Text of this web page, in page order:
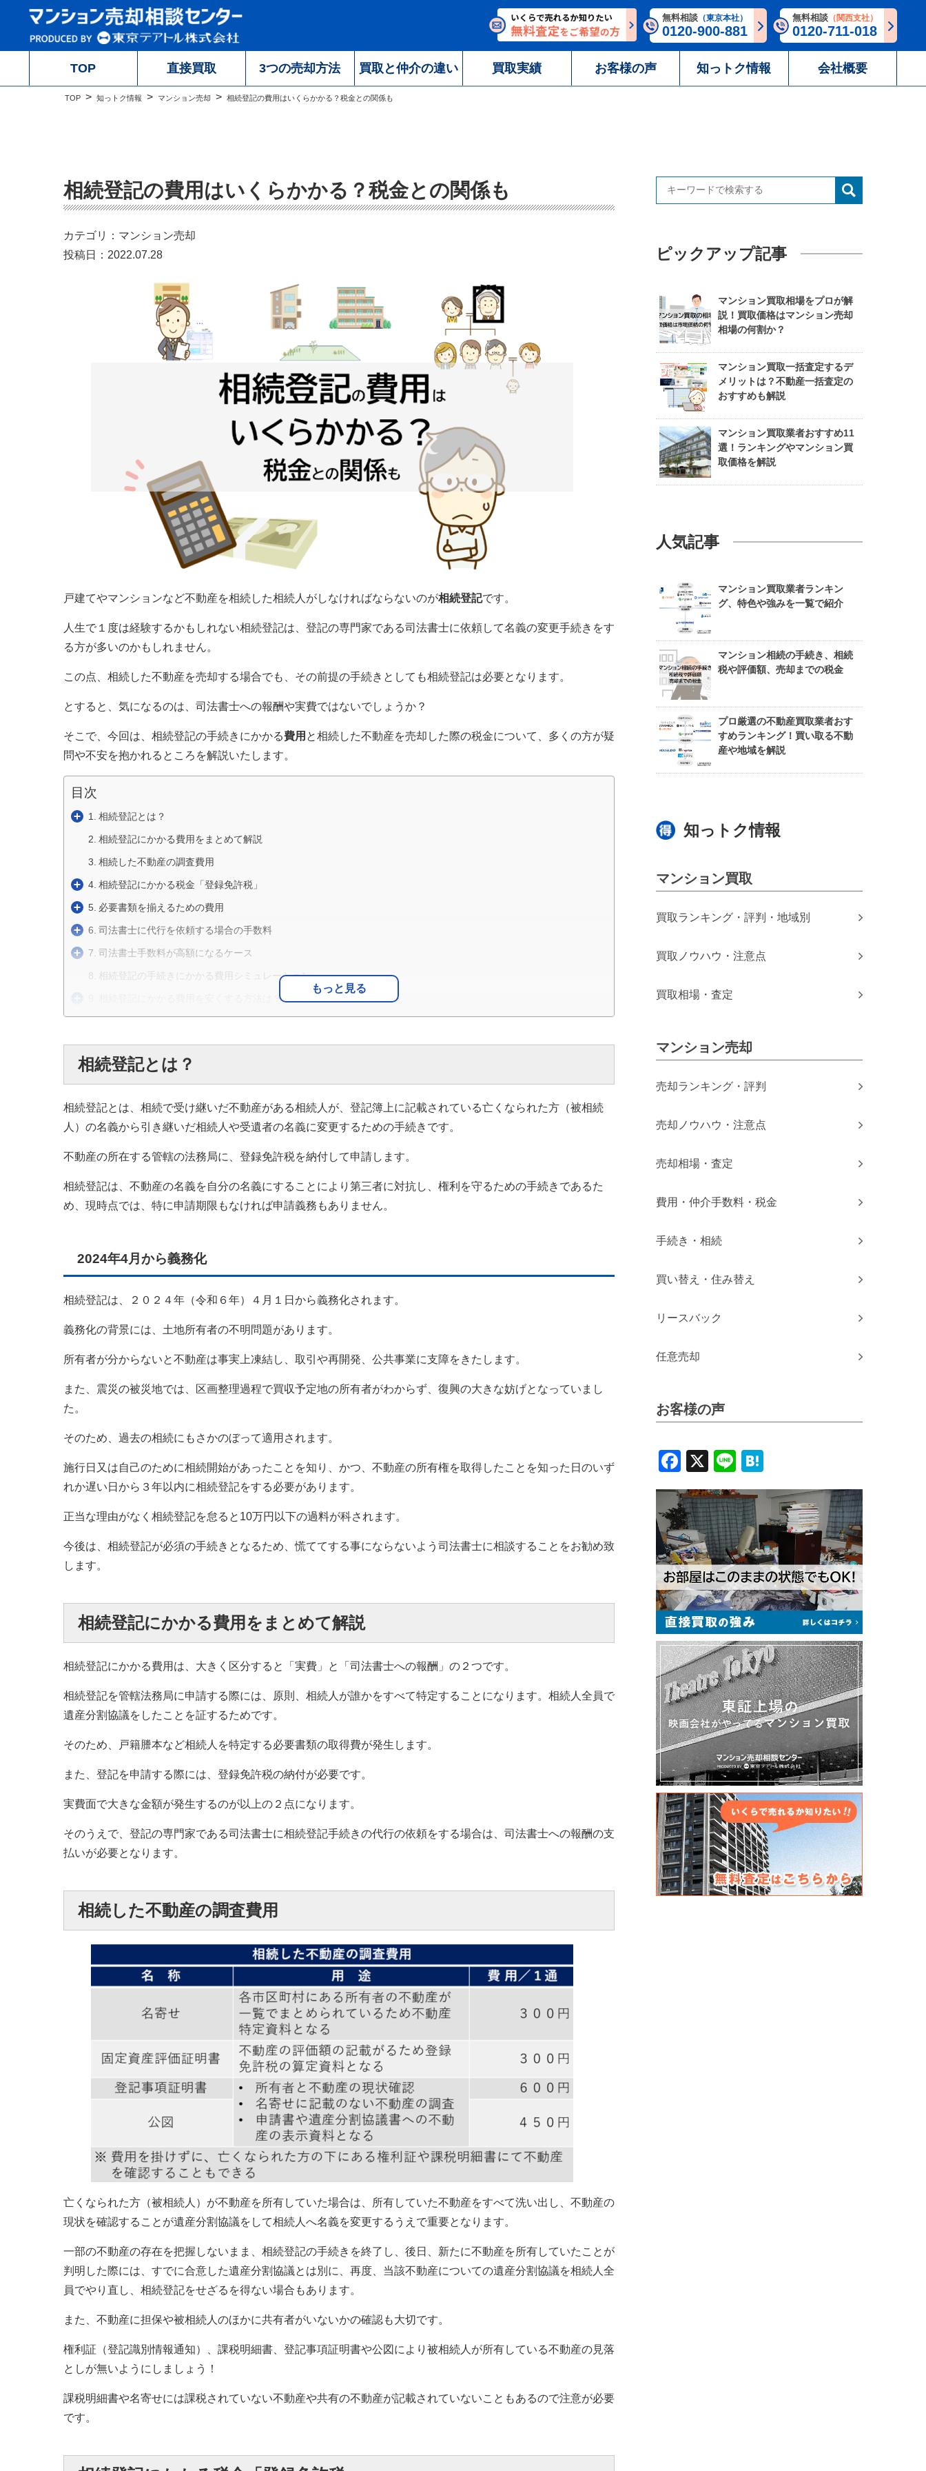
無料相談 （東京本社）
0120-900-881
無料相談 （関西支社）
0120-711-018
TOP 直接買取 3つの売却方法 買取と仲介の違い 買取実績 お客様の声 知っトク情報 会社概要
TOP 知っトク情報 マンション売却 相続登記の費用はいくらかかる？税金との関係も
相続登記の費用はいくらかかる？税金との関係も
カテゴリ：マンション売却
投稿日：2022.07.28
戸建てやマンションなど不動産を相続した相続人がしなければならないのが相続登記です。
人生で１度は経験するかもしれない相続登記は、登記の専門家である司法書士に依頼して名義の変更手続きをす
る方が多いのかもしれません。
この点、相続した不動産を売却する場合でも、その前提の手続きとしても相続登記は必要となります。
とすると、気になるのは、司法書士への報酬や実費ではないでしょうか？
そこで、今回は、相続登記の手続きにかかる費用 と相続した不動産を売却した際の税金について、多くの方が疑
問や不安を抱かれるところを解説いたします。
目次
相続登記とは？
相続登記にかかる費用をまとめて解説
相続した不動産の調査費用
相続登記にかかる税金「登録免許税」
必要書類を揃えるための費用
司法書士に代行を依頼する場合の手数料
司法書士手数料が高額になるケース
相続登記の手続きにかかる費用シミュレーション
相続登記にかかる費用を安くする方法は？
まとめ
もっと見る
相続登記とは？
相続登記とは、相続で受け継いだ不動産がある相続人が、登記簿上に記載されている亡くなられた方（被相続
人）の名義から引き継いだ相続人や受遺者の名義に変更するための手続きです。
不動産の所在する管轄の法務局に、登録免許税を納付して申請します。
相続登記は、不動産の名義を自分の名義にすることにより第三者に対抗し、権利を守るための手続きであるた
め、現時点では、特に申請期限もなければ申請義務もありません。
2024年4月から義務化
相続登記は、２０２４年（令和６年）４月１日から義務化されます。
義務化の背景には、土地所有者の不明問題があります。
所有者が分からないと不動産は事実上凍結し、取引や再開発、公共事業に支障をきたします。
また、震災の被災地では、区画整理過程で買収予定地の所有者がわからず、復興の大きな妨げとなっていまし
た。
そのため、過去の相続にもさかのぼって適用されます。
施行日又は自己のために相続開始があったことを知り、かつ、不動産の所有権を取得したことを知った日のいず
れか遅い日から３年以内に相続登記をする必要があります。
正当な理由がなく相続登記を怠ると10万円以下の過料が科されます。
今後は、相続登記が必須の手続きとなるため、慌ててする事にならないよう司法書士に相談することをお勧め致
します。
相続登記にかかる費用をまとめて解説
相続登記にかかる費用は、大きく区分すると「実費」と「司法書士への報酬」の２つです。
相続登記を管轄法務局に申請する際には、原則、相続人が誰かをすべて特定することになります。相続人全員で
遺産分割協議をしたことを証するためです。
そのため、戸籍謄本など相続人を特定する必要書類の取得費が発生します。
また、登記を申請する際には、登録免許税の納付が必要です。
実費面で大きな金額が発生するのが以上の２点になります。
そのうえで、登記の専門家である司法書士に相続登記手続きの代行の依頼をする場合は、司法書士への報酬の支
払いが必要となります。
相続した不動産の調査費用
亡くなられた方（被相続人）が不動産を所有していた場合は、所有していた不動産をすべて洗い出し、不動産の
現状を確認することが遺産分割協議をして相続人へ名義を変更するうえで重要となります。
一部の不動産の存在を把握しないまま、相続登記の手続きを終了し、後日、新たに不動産を所有していたことが
判明した際には、すでに合意した遺産分割協議とは別に、再度、当該不動産についての遺産分割協議を相続人全
員でやり直し、相続登記をせざるを得ない場合もあります。
また、不動産に担保や被相続人のほかに共有者がいないかの確認も大切です。
権利証（登記識別情報通知）、課税明細書、登記事項証明書や公図により被相続人が所有している不動産の見落
としが無いようにしましょう！
課税明細書や名寄せには課税されていない不動産や共有の不動産が記載されていないこともあるので注意が必要
です。
ピックアップ記事
マンション買取相場をプロが解
説！買取価格はマンション売却
相場の何割か？
マンション買取一括査定するデ
メリットは？不動産一括査定の
おすすめも解説
マンション買取業者おすすめ11
選！ランキングやマンション買
取価格を解説
人気記事
マンション買取業者ランキン
グ、特色や強みを一覧で紹介
マンション相続の手続き、相続
税や評価額、売却までの税金
プロ厳選の不動産買取業者おす
すめランキング！買い取る不動
産や地域を解説
知っトク情報
マンション買取
買取ランキング・評判・地域別
買取ノウハウ・注意点
買取相場・査定
マンション売却
売却ランキング・評判
売却ノウハウ・注意点
売却相場・査定
費用・仲介手数料・税金
手続き・相続
買い替え・住み替え
リースバック
任意売却
お客様の声
Facebook
X Line